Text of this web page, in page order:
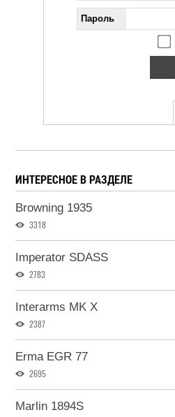
Пароль
ИНТЕРЕСНОЕ В РАЗДЕЛЕ
Browning 1935
3318
Imperator SDASS
2783
Interarms MK X
2387
Erma EGR 77
2695
Marlin 1894S